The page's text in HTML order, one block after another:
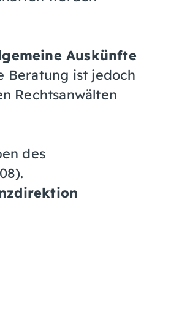
Auskünfte
Beratung ist jedoch
Rechtsanwälten
des